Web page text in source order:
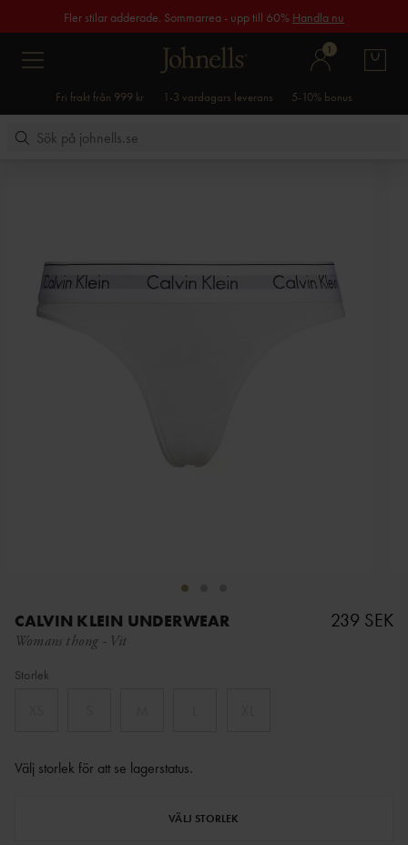
Fler stilar adderade. Sommarrea - upp till 60% Handla nu
1
Fri frakt från 999 kr 1-3 vardagars leverans 5-10% bonus
CALVIN KLEIN UNDERWEAR
Womans thong - Vit
239 SEK
Storlek
Välj storlek för att se lagerstatus.
VÄLJ STORLEK